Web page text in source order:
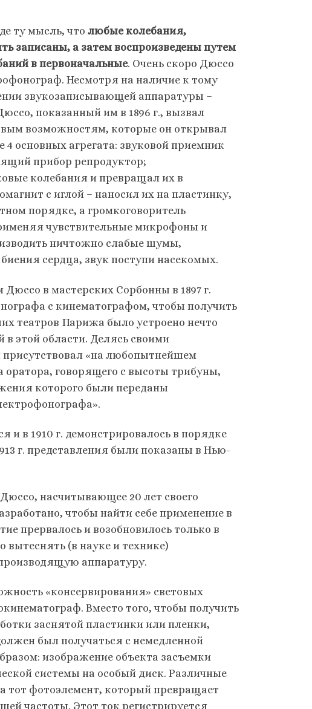
ту мысль, что любые колебания,
записаны, а затем воспроизведены путем
в первоначальные. Очень скоро Дюссо
Несмотря на наличие к тому
звукозаписывающей аппаратуры –
показанный им в 1896 г., вызвал
возможностям, которые он открывал
основных агрегата: звуковой приемник
прибор репродуктор;
колебания и превращал их в
с иглой – наносил их на пластинку,
порядке, а громкоговоритель
чувствительные микрофоны и
ничтожно слабые шумы,
сердца, звук поступи насекомых.
в мастерских Сорбонны в 1897 г.
с кинематографом, чтобы получить
театров Парижа было устроено нечто
этой области. Делясь своими
присутствовал «на любопытнейшем
говорящего с высоты трибуны,
которого были переданы
и в 1910 г. демонстрировалось в порядке
г. представления были показаны в Нью-
насчитывающее 20 лет своего
чтобы найти себе применение в
прервалось и возобновилось только в
вытеснять (в науке и технике)
аппаратуру.
«консервирования» световых
Вместо того, чтобы получить
заснятой пластинки или пленки,
был получаться с немедленной
изображение объекта засъемки
системы на особый диск. Различные
тот фотоэлемент, который превращает
частоты. Этот ток регистрируется